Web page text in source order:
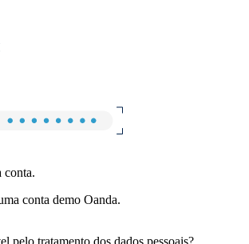
conta.
conta demo Oanda.
pelo tratamento dos dados pessoais?